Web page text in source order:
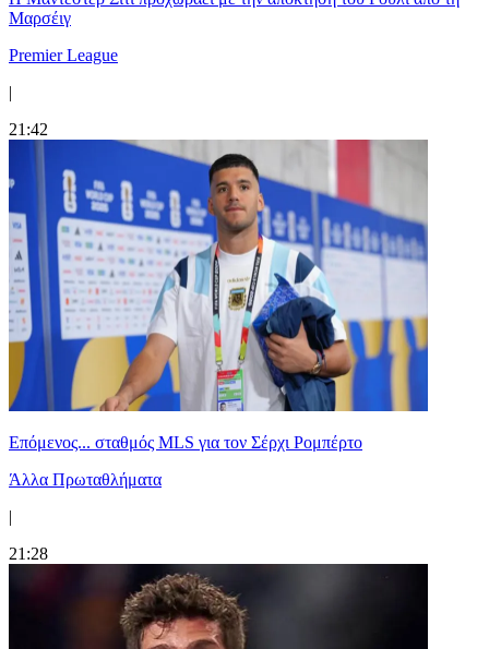
Μαρσέιγ
Premier League
|
21:42
Επόμενος... σταθμός MLS για τον Σέρχι Ρομπέρτο
Άλλα Πρωταθλήματα
|
21:28